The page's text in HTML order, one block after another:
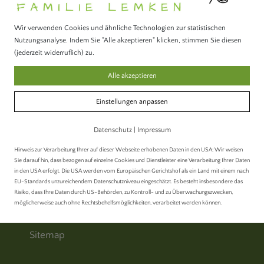
Hallmannshof
Balberger Str. 78, 47665 Sonsbeck
+49 (0) 2838 1534
info@hallmannshof.de
Service
Kontakt
Impressum
Sitemap
Wir verwenden Cookies und ähnliche Technologien zur statistischen
Nutzungsanalyse. Indem Sie "Alle akzeptieren" klicken, stimmen Sie diesen
(jederzeit widerruflich) zu.
Alle akzeptieren
Einstellungen anpassen
Datenschutz| Impressum
Hinweis zur Verarbeitung Ihrer auf dieser Webseite erhobenen Daten in den USA: Wir weisen
Sie darauf hin, dass bezogen auf einzelne Cookies und Dienstleister eine Verarbeitung Ihrer Daten
in den USA erfolgt. Die USA werden vom Europäischen Gerichtshof als ein Land mit einem nach
EU-Standards unzureichendem Datenschutzniveau eingeschätzt. Es besteht insbesondere das
Risiko, dass Ihre Daten durch US-Behörden, zu Kontroll- und zu Überwachungszwecken,
möglicherweise auch ohne Rechtsbehelfsmöglichkeiten, verarbeitet werden können.